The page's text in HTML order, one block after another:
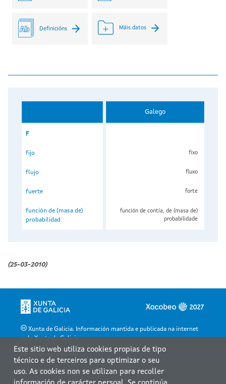
Definicións Máis datos
Galego
F
fijo fixo
flujo fluxo
fuerte forte
función de (masa de)
probabilidad
función de contía, de (masa de)
probabilidade
(25-03-2010)
Xunta de Galicia. Información mantida e publicada na internet
pola Xunta de Galicia
Accesibilidade
Este sitio web utiliza cookies propias de tipo
técnico e de terceiros para optimizar o seu
uso. As cookies non se utilizan para recoller